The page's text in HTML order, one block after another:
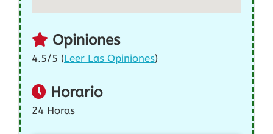
Opiniones
4.5/5 (Leer Las Opiniones)
Horario
24 Horas